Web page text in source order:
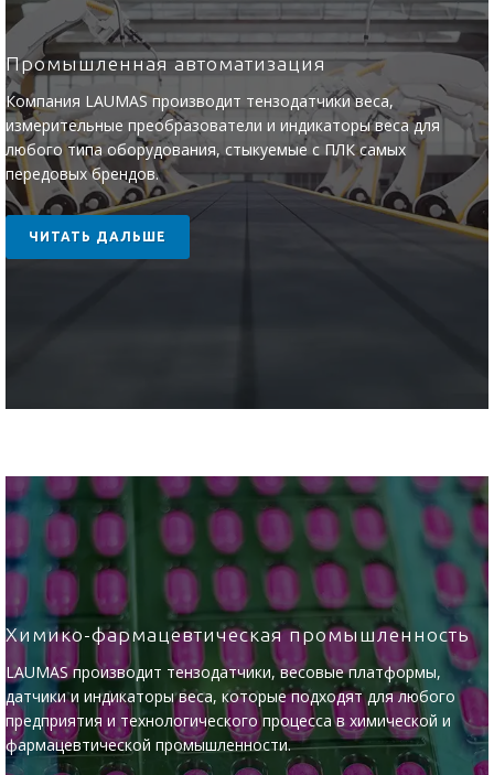
Промышленная автоматизация
Компания LAUMAS производит тензодатчики веса,
измерительные преобразователи и индикаторы веса для
любого типа оборудования, стыкуемые с ПЛК самых
передовых брендов.
ЧИТАТЬ ДАЛЬШЕ
Химико-фармацевтическая промышленность
LAUMAS производит тензодатчики, весовые платформы,
датчики и индикаторы веса, которые подходят для любого
предприятия и технологического процесса в химической и
фармацевтической промышленности.